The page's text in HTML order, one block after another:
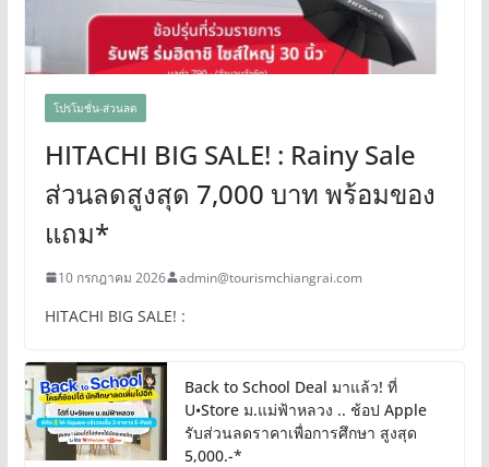
โปรโมชั่น-ส่วนลด
HITACHI BIG SALE! : Rainy Sale
ส่วนลดสูงสุด 7,000 บาท พร้อมของ
แถม*
10 กรกฎาคม 2026 admin@tourismchiangrai.com
HITACHI BIG SALE! :
Back to School Deal มาแล้ว! ที่
U•Store ม.แม่ฟ้าหลวง .. ช้อป Apple
รับส่วนลดราคาเพื่อการศึกษา สูงสุด
5,000.-*